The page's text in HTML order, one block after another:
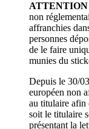
ATTENTION
non
affranchies
personnes
de le faire
munies du
Depuis le 30/
européen non
au titulaire afin
soit le titulaire
présentant la